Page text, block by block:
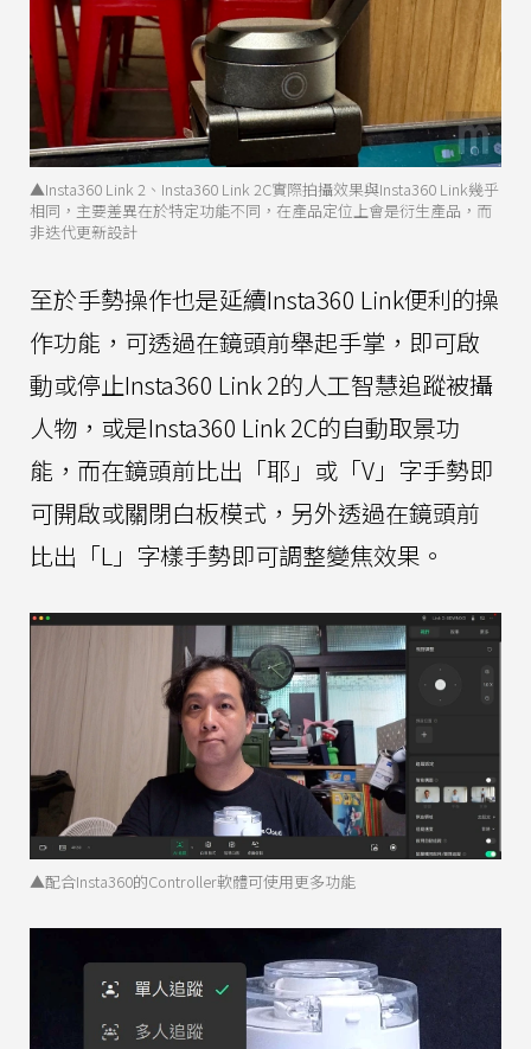
▲Insta360 Link 2、Insta360 Link 2C實際拍攝效果與Insta360 Link幾乎
相同，主要差異在於特定功能不同，在產品定位上會是衍生產品，而
非迭代更新設計
至於手勢操作也是延續Insta360 Link便利的操
作功能，可透過在鏡頭前舉起手掌，即可啟
動或停止Insta360 Link 2的人工智慧追蹤被攝
人物，或是Insta360 Link 2C的自動取景功
能，而在鏡頭前比出「耶」或「V」字手勢即
可開啟或關閉白板模式，另外透過在鏡頭前
比出「L」字樣手勢即可調整變焦效果。
▲配合Insta360的Controller軟體可使用更多功能